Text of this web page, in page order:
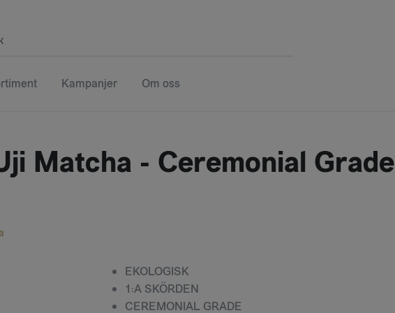
Kampanjer Om oss
Matcha - Ceremonial Grade
EKOLOGISK
1:A SKÖRDEN
CEREMONIAL GRADE